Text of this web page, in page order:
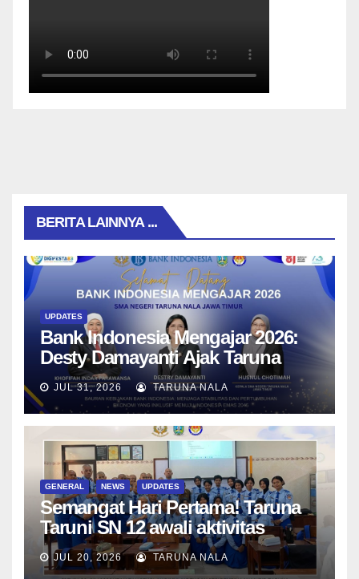
BERITA LAINNYA ...
UPDATES
Bank Indonesia Mengajar 2026:
Desty Damayanti Ajak Taruna
SMAN Taruna Nala Jawa Timur
Menjadi Generasi Pemimpin
Berwawasan Global
JUL 31, 2026 TARUNA NALA
GENERAL NEWS UPDATES
Semangat Hari Pertama! Taruna
Taruni SN 12 awali aktivitas
bersama Wali Kelas dan Tes
Asesmen Diagnostik
JUL 20, 2026 TARUNA NALA